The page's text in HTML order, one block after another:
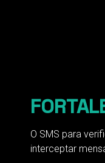
O SMS para
interceptar